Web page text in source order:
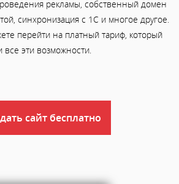
рекламы, собственный домен
синхронизация с 1С и многое другое.
перейти на платный тариф, который
все эти возможности.
сайт бесплатно